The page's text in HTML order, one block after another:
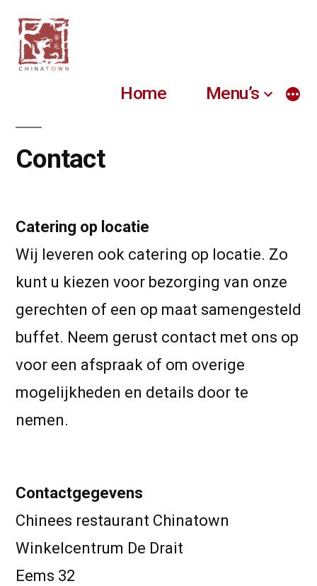
Naar
inhoud
Home Menu’s
Contact
Catering op locatie
Wij leveren ook catering op locatie. Zo
kunt u kiezen voor bezorging van onze
gerechten of een op maat samengesteld
buffet. Neem gerust contact met ons op
voor een afspraak of om overige
mogelijkheden en details door te
nemen.
Contactgegevens
Chinees restaurant Chinatown
Winkelcentrum De Drait
Eems 32